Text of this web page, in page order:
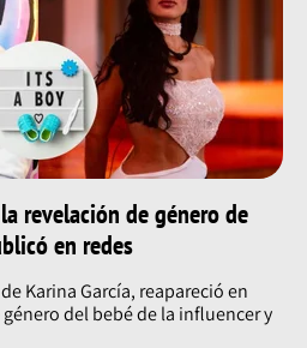
revelación de género de
en redes
Karina García, reapareció en
del bebé de la influencer y